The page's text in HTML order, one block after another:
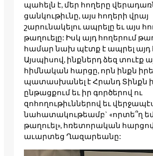
պահելն է, մեր հողերը
ցանկութիւնը, այս հողերի վրայ
շարունակելու ապրելը եւ այս
թաղուելը: Իսկ այդ հողերում
համար նախ պէտք է ապրել այդ
Այսպիսով, ինքներդ ձեզ տուէք
հիմնական հարցը, որն ինքն
պատասխանել է Հրանդ Տինքն
ընթացքում եւ իր գործերով ու
զոհողութիւններով եւ
նահատակութեամբ` «որտե՞ղ եմ
թաղուել», հռետորական
աւարտեց Ղազարեանը: